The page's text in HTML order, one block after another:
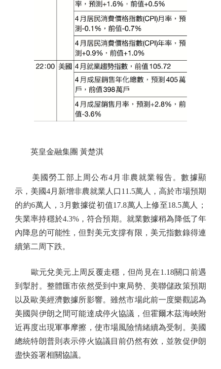
英皇金融集團 黃楚淇
美國勞工部上周公布4月非農就業報告。數據顯
示，美國4月新增非農就業人口11.5萬人，高於市場預期
的約6萬人，3月數據從初值17.8萬人上修至18.5萬人；
失業率持穩於4.3%，符合預期。就業數據稍為降低了年
內降息的可能性，但對美元支撐有限，美元指數錄得連
續第二周下跌。
歐元兌美元上周反覆走穩，但尚見在1.18關口前遇
到掣肘。整體匯市依然受到中東局勢、美聯儲政策預期
以及歐美經濟數據所影響。雖然市場此前一度樂觀認為
美國與伊朗之間可能達成停火協議，但霍爾木茲海峽附
近再度出現軍事摩擦，使市場風險情緒續為受制。美國
總統特朗普則表示停火協議目前仍然有效，並敦促伊朗
盡快簽署相關協議。